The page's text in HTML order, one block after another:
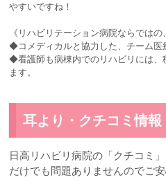
やすいですね！
《リハビリテーション病院ならではの
◆コメディカルと協力した、チーム医
◆看護師も病棟内でのリハビリには、
ます。
耳より・クチコミ情報
日高リハビリ病院の「クチコミ
だけでも問題ありませんのでご安